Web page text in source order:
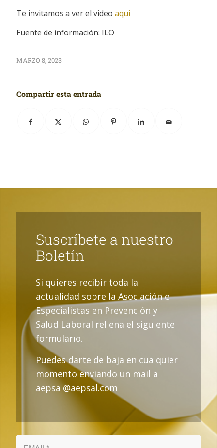
Te invitamos a ver el video aqui
Fuente de información: ILO
MARZO 8, 2023
Compartir esta entrada
Suscríbete a nuestro
Boletín
Si quieres recibir toda la
actualidad sobre la Asociación e
Especialistas en Prevención y
Salud Laboral rellena el siguiente
formulario.
Puedes darte de baja en cualquier
momento enviando un mail a
aepsal@aepsal.com